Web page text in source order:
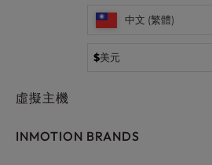
中文 (繁體)
$美元
虛擬主機
共用主機
INMOTION BRANDS